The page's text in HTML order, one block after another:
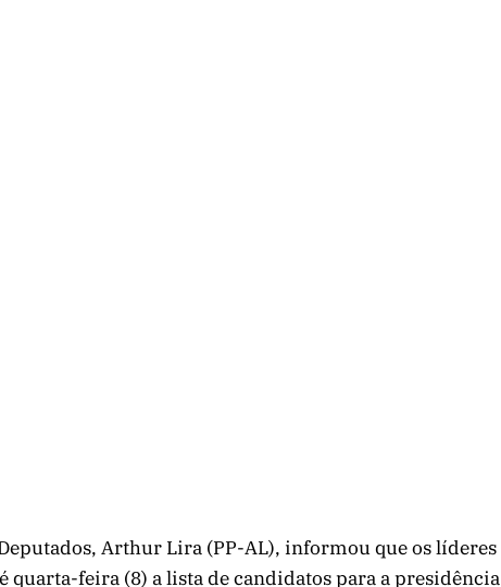
Arthur Lira (PP-AL), informou que os líderes
feira (8) a lista de candidatos para a presidência